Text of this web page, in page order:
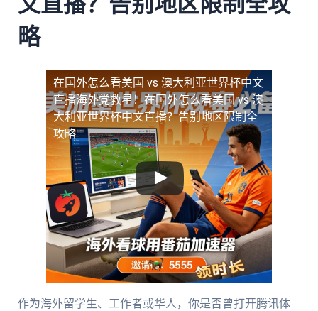
文直播？告别地区限制全攻
略
在国外怎么看美国 vs 澳大利亚世界杯中文
直播海外党救星！在国外怎么看美国 vs 澳
大利亚世界杯中文直播？告别地区限制全
攻略
作为海外留学生、工作者或华人，你是否曾打开腾讯体